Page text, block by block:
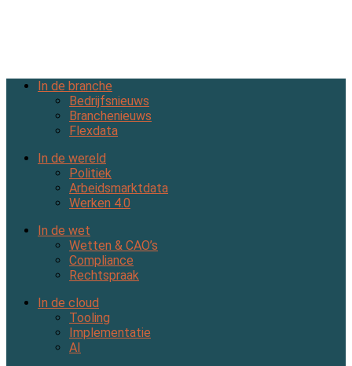
In de branche
Bedrijfsnieuws
Branchenieuws
Flexdata
In de wereld
Politiek
Arbeidsmarktdata
Werken 4.0
In de wet
Wetten & CAO’s
Compliance
Rechtspraak
In de cloud
Tooling
Implementatie
AI